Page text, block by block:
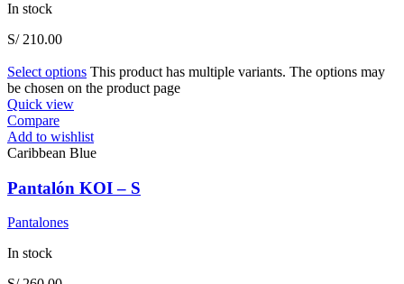
In stock
S/210.00
Select options This product has multiple variants. The options may
be chosen on the product page
Quick view
Compare
Add to wishlist
Caribbean Blue
Pantalón KOI – S
Pantalones
In stock